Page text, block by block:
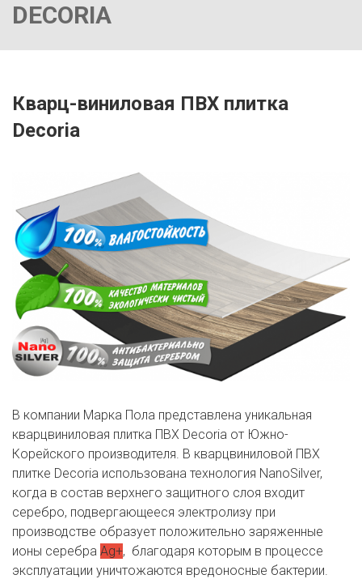
DECORIA
Кварц-виниловая ПВХ плитка
Decoria
В компании Марка Пола представлена уникальная
кварцвиниловая плитка ПВХ Decoria от Южно-
Корейского производителя. В кварцвиниловой ПВХ
плитке Decoria использована технология NanoSilver,
когда в состав верхнего защитного слоя входит
серебро, подвергающееся электролизу при
производстве образует положительно заряженные
ионы серебра Ag+, благодаря которым в процессе
эксплуатации уничтожаются вредоносные бактерии.